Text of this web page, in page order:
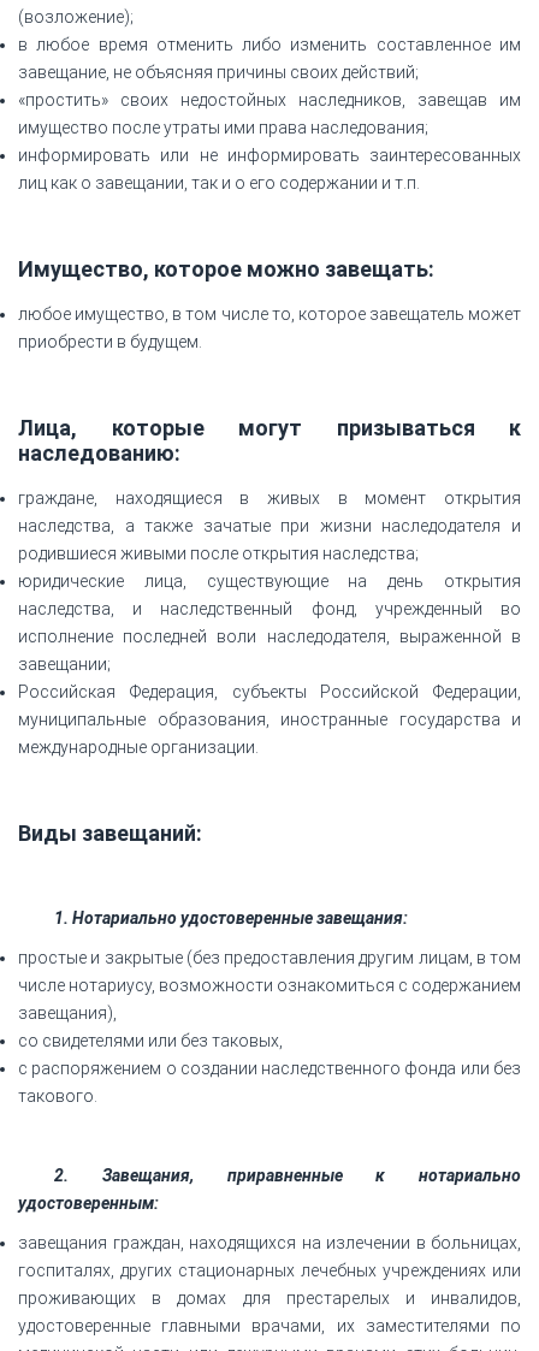
(возложение);
в любое время отменить либо изменить составленное им
завещание, не объясняя причины своих действий;
«простить» своих недостойных наследников, завещав им
имущество после утраты ими права наследования;
информировать или не информировать заинтересованных
лиц как о завещании, так и о его содержании и т.п.
Имущество, которое можно завещать:
любое имущество, в том числе то, которое завещатель может
приобрести в будущем.
Лица, которые могут призываться к
наследованию:
граждане, находящиеся в живых в момент открытия
наследства, а также зачатые при жизни наследодателя и
родившиеся живыми после открытия наследства;
юридические лица, существующие на день открытия
наследства, и наследственный фонд, учрежденный во
исполнение последней воли наследодателя, выраженной в
завещании;
Российская Федерация, субъекты Российской Федерации,
муниципальные образования, иностранные государства и
международные организации.
Виды завещаний:
1. Нотариально удостоверенные завещания:
простые и закрытые (без предоставления другим лицам, в том
числе нотариусу, возможности ознакомиться с содержанием
завещания),
со свидетелями или без таковых,
с распоряжением о создании наследственного фонда или без
такового.
2. Завещания, приравненные к нотариально
удостоверенным:
завещания граждан, находящихся на излечении в больницах,
госпиталях, других стационарных лечебных учреждениях или
проживающих в домах для престарелых и инвалидов,
удостоверенные главными врачами, их заместителями по